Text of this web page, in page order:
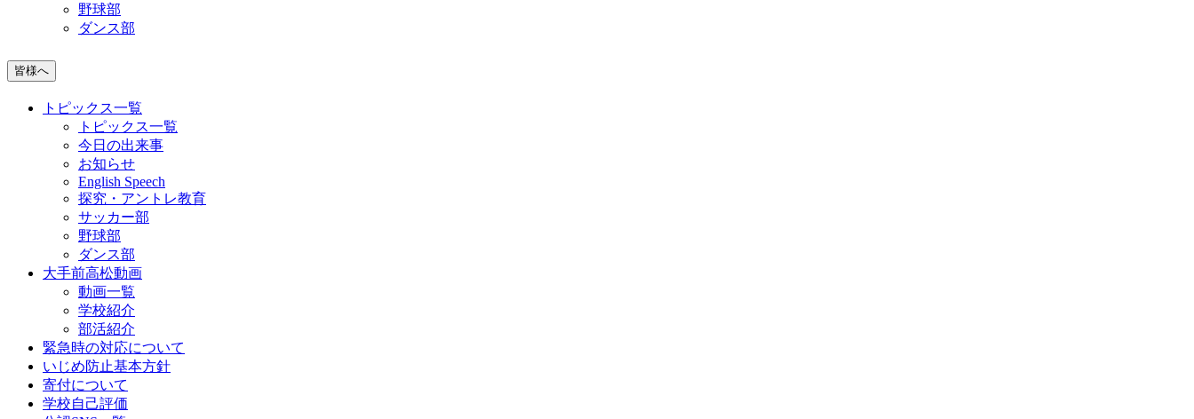
野球部
ダンス部
皆様へ
トピックス一覧
トピックス一覧
今日の出来事
お知らせ
English Speech
探究・アントレ教育
サッカー部
野球部
ダンス部
大手前高松動画
動画一覧
学校紹介
部活紹介
緊急時の対応について
いじめ防止基本方針
寄付について
学校自己評価